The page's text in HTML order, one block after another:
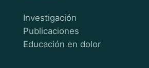
Investigación
Publicaciones
Educación en dolor